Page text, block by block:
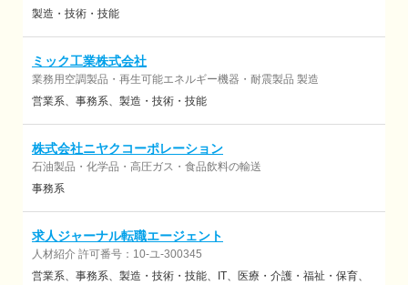
一スタイル企業♪ 金属表面処理（ショットブラスト）加工、 またそれ
製造・技術・技能
ミック工業株式会社
業務用空調製品・再生可能エネルギー機器・耐震製品 製造
営業系
事務系 製造・技術・技能
株式会社ニヤクコーポレーション
石油製品・化学品・高圧ガス・食品飲料の輸送
事務系
求人ジャーナル転職エージェント
人材紹介 許可番号：10-ユ-300345
営業系
事務系 製造・技術・技能 IT
医療・介護・福祉・保育